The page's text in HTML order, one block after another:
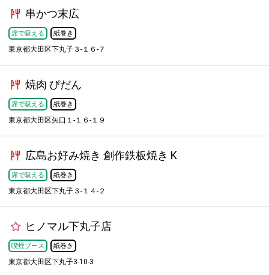
串かつ末広
席で吸える 紙巻き
東京都大田区下丸子３-１６-７
焼肉 ぴだん
席で吸える 紙巻き
東京都大田区矢口１-１６-１９
広島お好み焼き 創作鉄板焼き K
席で吸える 紙巻き
東京都大田区下丸子３-１４-２
ヒノマル下丸子店
喫煙ブース 紙巻き
東京都大田区下丸子3-10-3